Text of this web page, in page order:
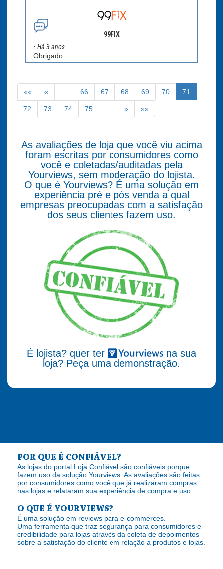
99FIX
• Há 3 anos
Obrigado
«« « 66 67 68 69 70 71
72 73 74 75 » »»
As avaliações de loja que você viu acima
foram escritas por consumidores como
você e coletadas/auditadas pela
Yourviews, sem moderação do lojista.
O que é Yourviews? É uma solução em
experiência pré e pós venda a qual
empresas preocupadas com a satisfação
dos seus clientes fazem uso.
É lojista? quer ter
na sua
loja? Peça uma demonstração.
POR QUE É CONFIÁVEL?
As lojas do portal Loja Confiável são confiáveis porque
fazem uso da solução Yourviews. As avaliações são feitas
por consumidores como você que já realizaram compras
nas lojas e relataram sua experiência de compra e uso.
O QUE É YOURVIEWS?
É uma solução em reviews para e-commerces.
Uma ferramenta que traz segurança para consumidores e
credibilidade para lojas através da coleta de depoimentos
sobre a satisfação do cliente em relação a produtos e lojas.